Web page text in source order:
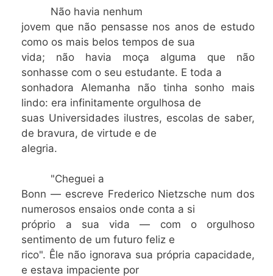
Não havia nenhum
jovem que não pensasse nos anos de estudo
como os mais belos tempos de sua
vida; não havia moça alguma que não
sonhasse com o seu estudante. E toda a
sonhadora Alemanha não tinha sonho mais
lindo: era infinitamente orgulhosa de
suas Universidades ilustres, escolas de saber,
de bravura, de virtude e de
alegria.
"Cheguei a
Bonn — escreve Frederico Nietzsche num dos
numerosos ensaios onde conta a si
próprio a sua vida — com o orgulhoso
sentimento de um futuro feliz e
rico". Êle não ignorava sua própria capacidade,
e estava impaciente por